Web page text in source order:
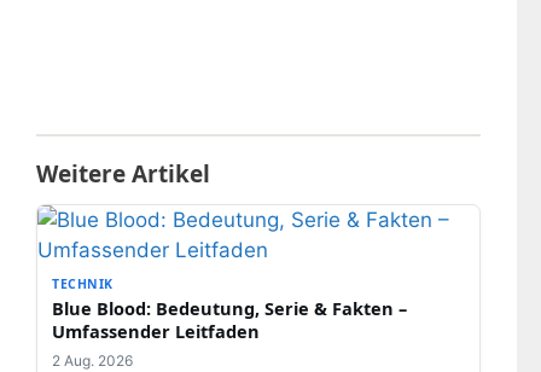
Weitere Artikel
TECHNIK
Blue Blood: Bedeutung, Serie & Fakten –
Umfassender Leitfaden
2 Aug. 2026